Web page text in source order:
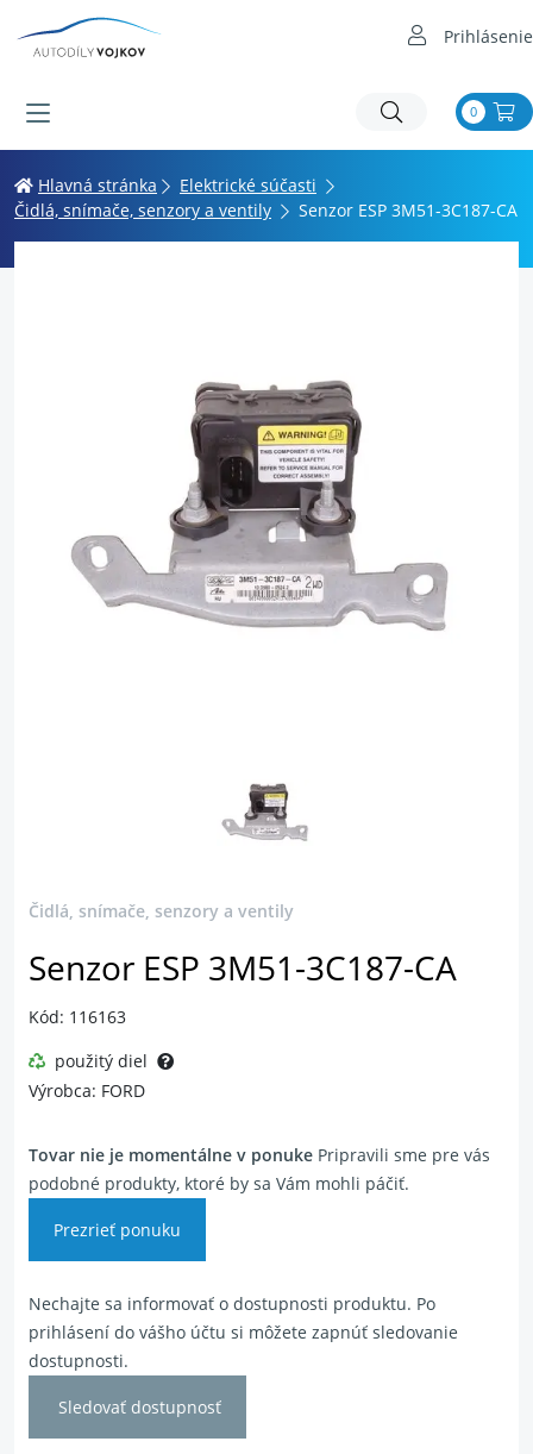
Prihlásenie
0
Hlavná stránka
Elektrické súčasti
Čidlá, snímače, senzory a ventily
Senzor ESP 3M51-3C187-CA
Čidlá, snímače, senzory a ventily
Senzor ESP 3M51-3C187-CA
Kód: 116163
použitý diel
Výrobca: FORD
Tovar nie je momentálne v ponuke Pripravili sme pre vás
podobné produkty, ktoré by sa Vám mohli páčiť.
Prezrieť ponuku
Nechajte sa informovať o dostupnosti produktu. Po
prihlásení do vášho účtu si môžete zapnúť sledovanie
dostupnosti.
Sledovať dostupnosť